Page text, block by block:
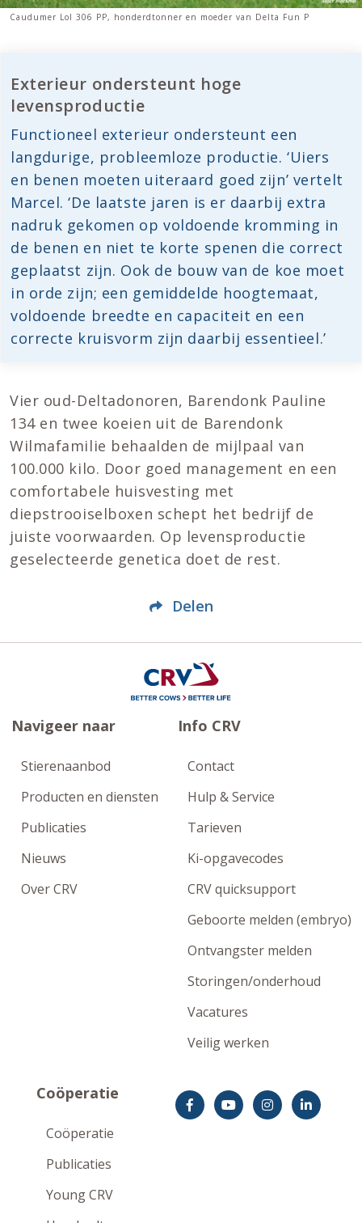
Caudumer Lol 306 PP, honderdtonner en moeder van Delta Fun P
Exterieur ondersteunt hoge
levensproductie
Functioneel exterieur ondersteunt een
langdurige, probleemloze productie. ‘Uiers
en benen moeten uiteraard goed zijn’ vertelt
Marcel. ‘De laatste jaren is er daarbij extra
nadruk gekomen op voldoende kromming in
de benen en niet te korte spenen die correct
geplaatst zijn. Ook de bouw van de koe moet
in orde zijn; een gemiddelde hoogtemaat,
voldoende breedte en capaciteit en een
correcte kruisvorm zijn daarbij essentieel.’
Vier oud-Deltadonoren, Barendonk Pauline
134 en twee koeien uit de Barendonk
Wilmafamilie behaalden de mijlpaal van
100.000 kilo. Door goed management en een
comfortabele huisvesting met
diepstrooiselboxen schept het bedrijf de
juiste voorwaarden. Op levensproductie
geselecteerde genetica doet de rest.
Delen
Navigeer naar
Stierenaanbod
Producten en diensten
Publicaties
Nieuws
Over CRV
Info CRV
Contact
Hulp & Service
Tarieven
Ki-opgavecodes
CRV quicksupport
Geboorte melden (embryo)
Ontvangster melden
Storingen/onderhoud
Vacatures
Veilig werken
Coöperatie
Coöperatie
Publicaties
Young CRV